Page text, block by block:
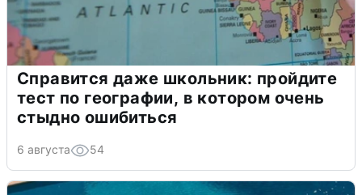
Справится даже школьник: пройдите
тест по географии, в котором очень
стыдно ошибиться
6 августа 54